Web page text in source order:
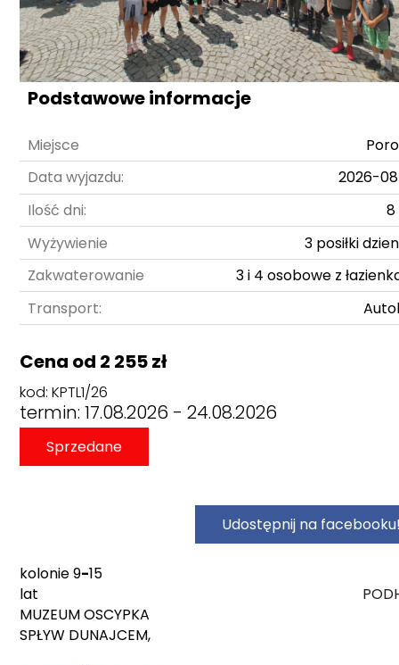
Podstawowe informacje
Miejsce
Data wyjazdu:
2026-
Ilość dni:
8
Wyżywienie
3 posiłki
Zakwaterowanie
3 i 4 osobowe z
Transport:
Cena od 2 255 zł
kod: KPTL1/26
termin: 17.08.2026 - 24.08.2026
Sprzedane
Udostępnij na
kolonie 9-15
lat
MUZEUM OSCYPKA
SPŁYW DUNAJCEM,